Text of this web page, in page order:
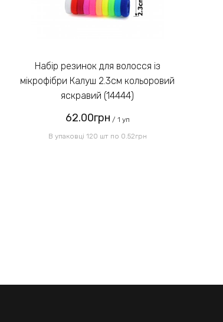
Надіслати
Набір резинок для волосся із
мікрофібри Калуш 2.3см кольоровий
яскравий (14444)
62.00грн / 1 уп
В упаковці 120 шт по 0.52грн